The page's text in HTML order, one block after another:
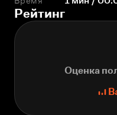
Рейтинг
Оценка